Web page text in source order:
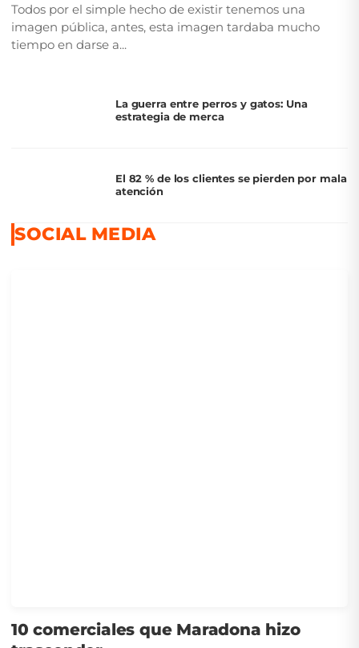
Todos por el simple hecho de existir tenemos una
imagen pública, antes, esta imagen tardaba mucho
tiempo en darse a...
La guerra entre perros y gatos: Una
estrategia de merca
El 82 % de los clientes se pierden por mala
atención
SOCIAL MEDIA
10 comerciales que Maradona hizo